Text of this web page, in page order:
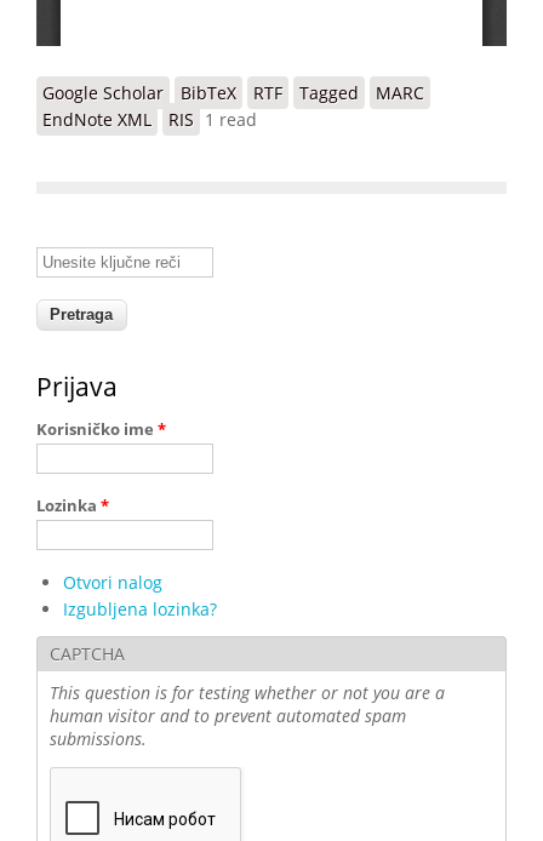
Google Scholar BibTeX RTF Tagged
MARC
EndNote XML
RIS 1 read
Unesite ključne reči
Prijava
Korisničko ime *
Lozinka *
Otvori nalog
Izgubljena lozinka?
CAPTCHA
This question is for testing whether or not you are a
human visitor and to prevent automated spam
submissions.